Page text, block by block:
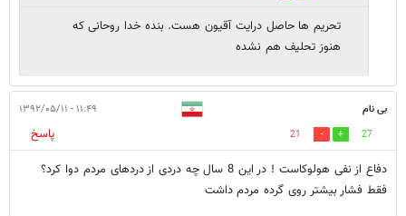
تحریم ها حاصل درایت آقیون هست. بنده خدا روحانی که
هنوز تحلیف هم نشده
بی نام ۱۱:۴۹ - ۱۳۹۲/۰۵/۱۱
27
21
پاسخ
دفاع از نفی هولوکاست ! در این 8 سال چه دردی از دردهای مردم دوا کرد؟
فقط فشار بیشتر روی گرده مردم داشت